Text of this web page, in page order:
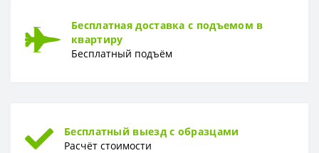
Раппорт
РУЛОН
Бесплатная доставка с подъемом в
квартиру
Бесплатный подъём
Бесплатный выезд с образцами
Расчёт стоимости